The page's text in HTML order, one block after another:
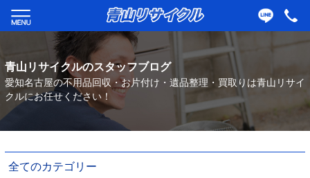
青山リサイクルのスタッフブログ
愛知名古屋の不用品回収・お片付け・遺品整理・買取りは青山リサイ
クルにお任せください！
全てのカテゴリー